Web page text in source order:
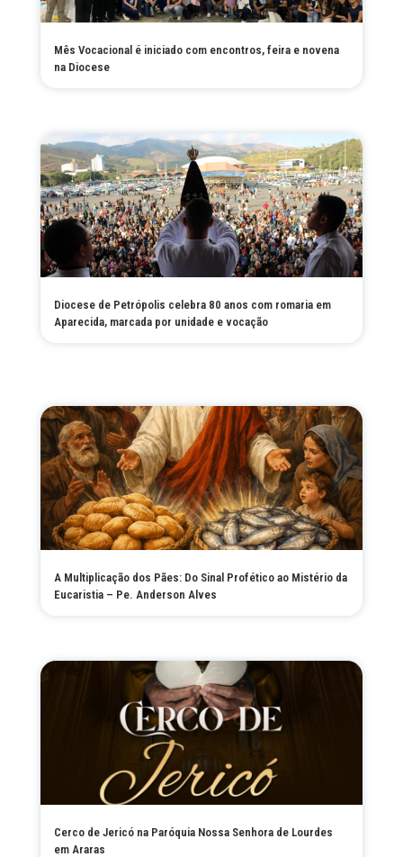
Mês Vocacional é iniciado com encontros, feira e novena
na Diocese
Diocese de Petrópolis celebra 80 anos com romaria em
Aparecida, marcada por unidade e vocação
A Multiplicação dos Pães: Do Sinal Profético ao Mistério da
Eucaristia – Pe. Anderson Alves
Cerco de Jericó na Paróquia Nossa Senhora de Lourdes
em Araras